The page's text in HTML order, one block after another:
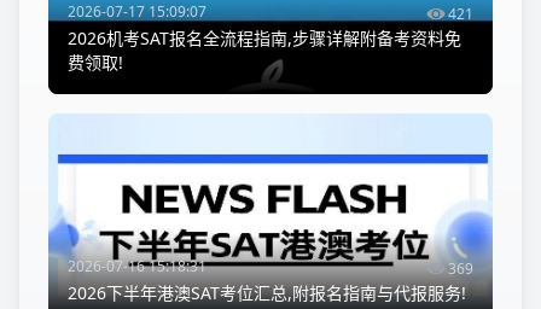
2026-07-17 15:09:07 421
2026机考SAT报名全流程指南,步骤详解附备考资料免
费领取!
2026-07-16 15:18:31 369
2026下半年港澳SAT考位汇总,附报名指南与代报服务!